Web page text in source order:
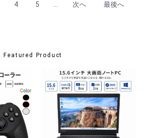
4 5 ... 次へ 最後へ
Featured Product